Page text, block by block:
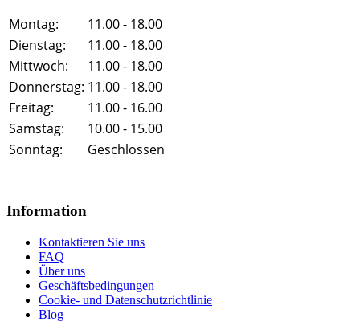
Montag:
11.00 - 18.00
Dienstag:
11.00 - 18.00
Mittwoch:
11.00 - 18.00
Donnerstag: 11.00 - 18.00
Freitag:
11.00 - 16.00
Samstag:
10.00 - 15.00
Sonntag:
Geschlossen
Information
Kontaktieren Sie uns
FAQ
Über uns
Geschäftsbedingungen
Cookie- und Datenschutzrichtlinie
Blog